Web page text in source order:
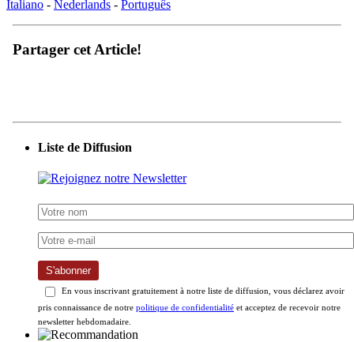
Italiano - Nederlands - Português
Partager cet Article!
Liste de Diffusion
S'abonner
En vous inscrivant gratuitement à notre liste de diffusion, vous déclarez avoir
pris connaissance de notre politique de confidentialité et acceptez de recevoir notre
newsletter hebdomadaire.